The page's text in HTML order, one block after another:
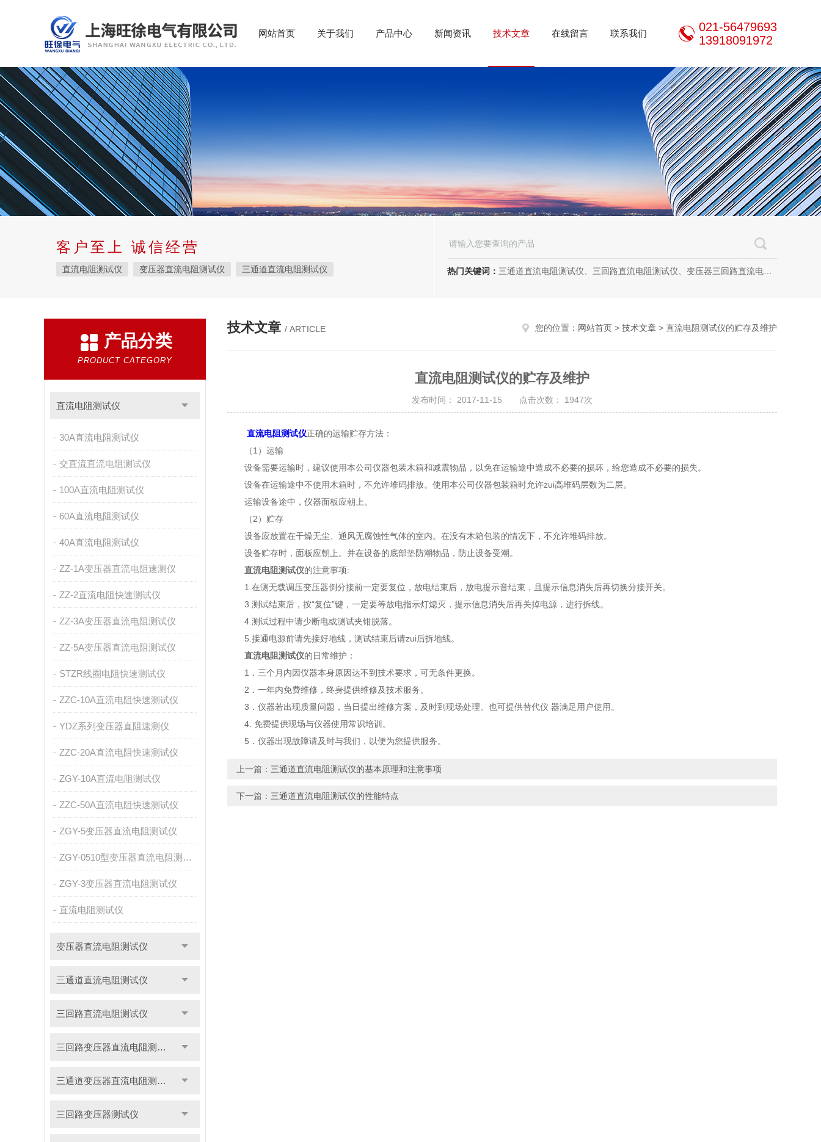
网站首页 关于我们 产品中心 新闻资讯 技术文章 在线留言 联系我们
021-56479693
13918091972
客户至上 诚信经营
直流电阻测试仪 变压器直流电阻测试仪 三通道直流电阻测试仪
三通道助磁直流电阻测试仪 手持式直流电阻测试仪
直流电机片间电阻测试仪
变压器变比组别测试仪 变压器变比测试仪
全自动变压器变比测试仪 变压器变比组别测量仪
自动变压器变比测试仪
自动变比组别测试仪 自动变比测试仪 变压器变比自动测试仪
绝缘电阻测试仪 承装修试
无纺布熔喷布静电发生器
热门关键词： 三通道直流电阻测试仪、三回路直流电阻测试仪、变压器三回路直流电阻测试仪、手持式三相直流电阻测试仪、三通道助磁直流电阻测试仪
产品分类
PRODUCT CATEGORY
直流电阻测试仪
30A直流电阻测试仪
交直流直流电阻测试仪
100A直流电阻测试仪
60A直流电阻测试仪
40A直流电阻测试仪
ZZ-1A变压器直流电阻速测仪
ZZ-2直流电阻快速测试仪
ZZ-3A变压器直流电阻测试仪
ZZ-5A变压器直流电阻测试仪
STZR线圈电阻快速测试仪
ZZC-10A直流电阻快速测试仪
YDZ系列变压器直阻速测仪
ZZC-20A直流电阻快速测试仪
ZGY-10A直流电阻测试仪
ZZC-50A直流电阻快速测试仪
ZGY-5变压器直流电阻测试仪
ZGY-0510型变压器直流电阻测试仪
ZGY-3变压器直流电阻测试仪
直流电阻测试仪
变压器直流电阻测试仪
三通道直流电阻测试仪
三回路直流电阻测试仪
三回路变压器直流电阻测试仪
三通道变压器直流电阻测试仪
三回路变压器测试仪
技术文章 / ARTICLE 您的位置： 网站首页 > 技术文章 > 直流电阻测试仪的贮存及维护
直流电阻测试仪的贮存及维护
发布时间： 2017-11-15 点击次数： 1947次
直流电阻测试仪正确的运输贮存方法：
（1）运输
设备需要运输时，建议使用本公司仪器包装木箱和减震物品，以免在运输途中造成不必要的损坏，给您造成不必要的损失。
设备在运输途中不使用木箱时，不允许堆码排放。使用本公司仪器包装箱时允许zui高堆码层数为二层。
运输设备途中，仪器面板应朝上。
（2）贮存
设备应放置在干燥无尘、通风无腐蚀性气体的室内。在没有木箱包装的情况下，不允许堆码排放。
设备贮存时，面板应朝上。并在设备的底部垫防潮物品，防止设备受潮。
直流电阻测试仪的注意事项:
1.在测无载调压变压器倒分接前一定要复位，放电结束后，放电提示音结束，且提示信息消失后再切换分接开关。
3.测试结束后，按“复位”键，一定要等放电指示灯熄灭，提示信息消失后再关掉电源，进行拆线。
4.测试过程中请少断电或测试夹钳脱落。
5.接通电源前请先接好地线，测试结束后请zui后拆地线。
直流电阻测试仪的日常维护：
1．三个月内因仪器本身原因达不到技术要求，可无条件更换。
2．一年内免费维修，终身提供维修及技术服务。
3．仪器若出现质量问题，当日提出维修方案，及时到现场处理。也可提供替代仪 器满足用户使用。
4. 免费提供现场与仪器使用常识培训。
5．仪器出现故障请及时与我们，以便为您提供服务。
上一篇： 三通道直流电阻测试仪的基本原理和注意事项
下一篇： 三通道直流电阻测试仪的性能特点